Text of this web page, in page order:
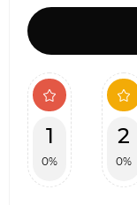
1
0%
2
0%